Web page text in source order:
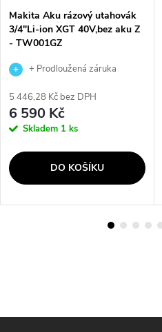
Makita Aku rázový utahovák
3/4"Li-ion XGT 40V,bez aku Z
- TW001GZ
+ Prodloužená záruka
5 446,28 Kč bez DPH
6 590 Kč
Skladem 1 ks
DO KOŠÍKU